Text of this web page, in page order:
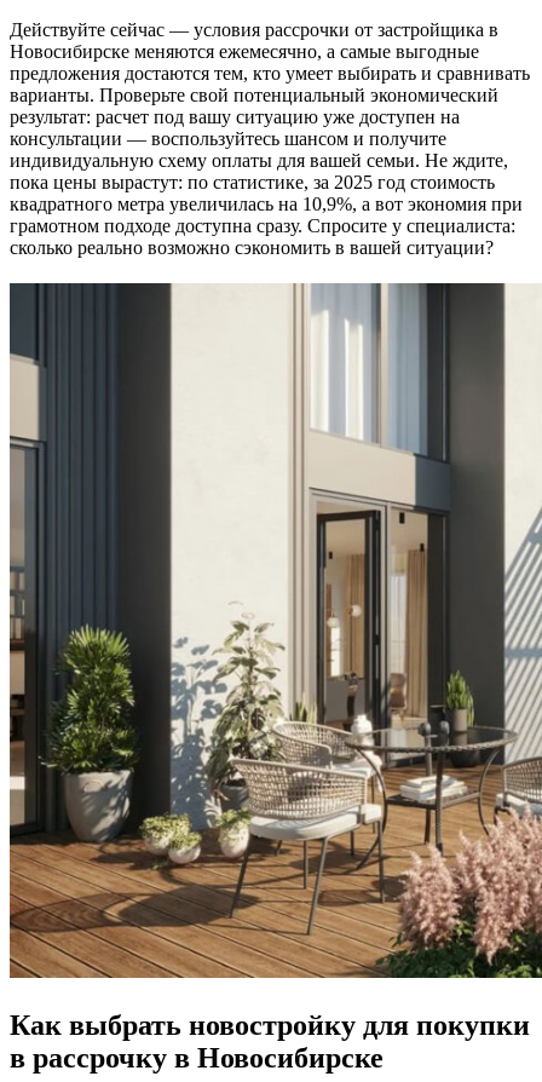
Действуйте сейчас — условия рассрочки от застройщика в
Новосибирске меняются ежемесячно, а самые выгодные
предложения достаются тем, кто умеет выбирать и сравнивать
варианты. Проверьте свой потенциальный экономический
результат: расчет под вашу ситуацию уже доступен на
консультации — воспользуйтесь шансом и получите
индивидуальную схему оплаты для вашей семьи. Не ждите,
пока цены вырастут: по статистике, за 2025 год стоимость
квадратного метра увеличилась на 10,9%, а вот экономия при
грамотном подходе доступна сразу. Спросите у специалиста:
сколько реально возможно сэкономить в вашей ситуации?
Как выбрать новостройку для покупки
в рассрочку в Новосибирске